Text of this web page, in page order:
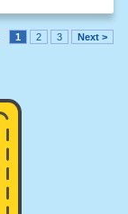
1 2 3 Next >